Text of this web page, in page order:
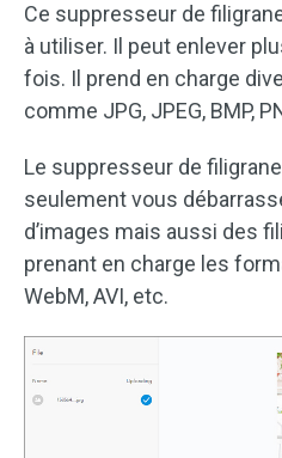
Ce suppresseur de
à utiliser. Il peut enlever
fois. Il prend en charge
comme JPG, JPEG, BMP,
Le suppresseur de
seulement vous
d’images mais aussi des
prenant en charge les
WebM, AVI, etc.